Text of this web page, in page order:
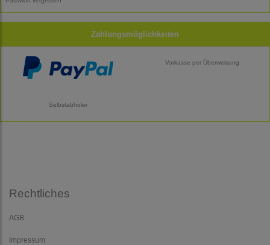
Zahlungsmöglichkeiten
Vorkasse per Überweisung
Selbstabholer
Rechtliches
AGB
Impressum